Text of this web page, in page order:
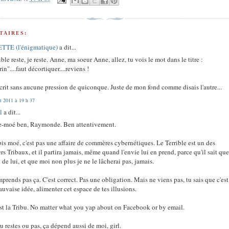
(l'énigmatique)a dit...
reste, je reste. Anne, ma soeur Anne, allez, tu vois le mot dans le titre :
décortiquer....reviens !
sans aucune pression de quiconque. Juste de mon fond comme disais l'autre...
2011 à 19 h 37
a dit...
moé ben, Raymonde. Ben attentivement.
moé, c'est pas une affaire de commères cybernétiques. Le Terrible est un des
Tribaux, et il partira jamais, même quand l'envie lui en prend, parce qu'il sait
de lui, et que moi non plus je ne le lâcherai pas, jamais.
pas ça. C'est correct. Pas une obligation. Mais ne viens pas, tu sais que c'est
idée, alimenter cet espace de tes illusions.
la Tribu. No matter what you yap about on Facebook or by email.
restes ou pas, ça dépend aussi de moi, girl.